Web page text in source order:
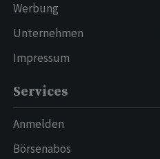
Werbung
Unternehmen
Impressum
Services
Anmelden
Börsenabos